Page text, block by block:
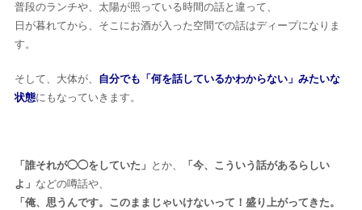
普段のランチや、太陽が照っている時間の話と違って、
日が暮れてから、そこにお酒が入った空間での話はディープになりま
す。
そして、大体が、 自分でも「何を話しているかわからない」みたいな
状態にもなっていきます。
「誰それが◯◯をしていた」 とか、
「今、こういう話があるらしい
よ」 などの噂話や、
「俺、思うんです。このままじゃいけないって！盛り上がってきた。